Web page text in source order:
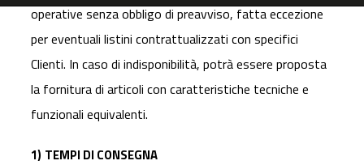
operative senza obbligo di preavviso, fatta eccezione
per eventuali listini contrattualizzati con specifici
Clienti. In caso di indisponibilità, potrà essere proposta
la fornitura di articoli con caratteristiche tecniche e
funzionali equivalenti.
1) TEMPI DI CONSEGNA